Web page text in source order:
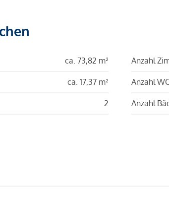
ca. 73,82 m²
ca. 17,37 m²
2
Anzahl
Anzahl
Anzahl